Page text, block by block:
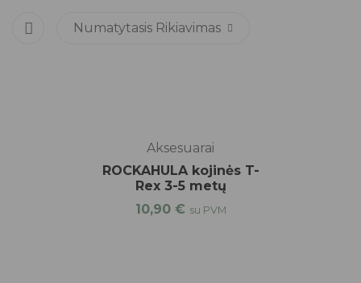
Numatytasis Rikiavimas
Aksesuarai
ROCKAHULA kojinės T-
Rex 3-5 metų
10,90 € su PVM